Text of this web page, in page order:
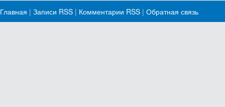
Главная | Записи RSS | Комментарии RSS | Обратная связь